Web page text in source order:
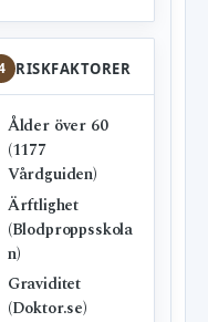
RISKFAKTORER
Ålder över 60
(1177
Vårdguiden)
Ärftlighet
(Blodproppsskola
n)
Graviditet
(Doktor.se)